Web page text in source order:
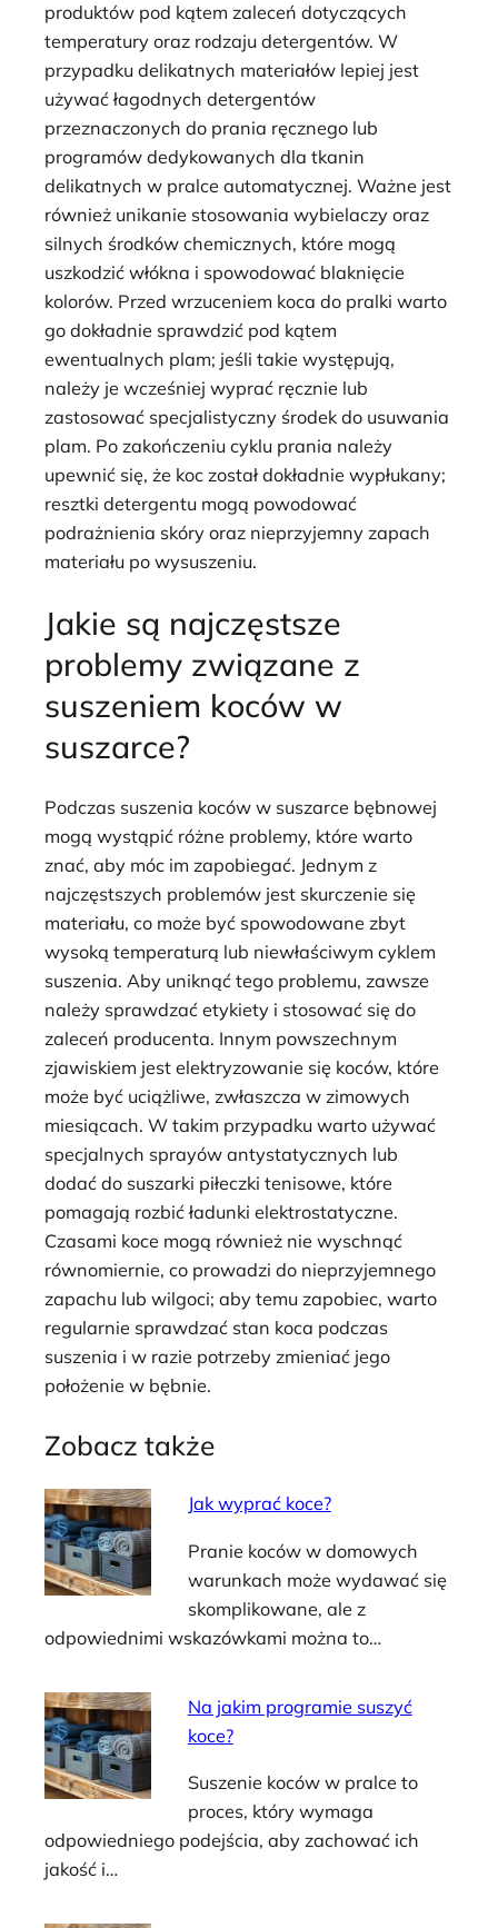
produktów pod kątem zaleceń dotyczących
temperatury oraz rodzaju detergentów. W
przypadku delikatnych materiałów lepiej jest
używać łagodnych detergentów
przeznaczonych do prania ręcznego lub
programów dedykowanych dla tkanin
delikatnych w pralce automatycznej. Ważne jest
również unikanie stosowania wybielaczy oraz
silnych środków chemicznych, które mogą
uszkodzić włókna i spowodować blaknięcie
kolorów. Przed wrzuceniem koca do pralki warto
go dokładnie sprawdzić pod kątem
ewentualnych plam; jeśli takie występują,
należy je wcześniej wyprać ręcznie lub
zastosować specjalistyczny środek do usuwania
plam. Po zakończeniu cyklu prania należy
upewnić się, że koc został dokładnie wypłukany;
resztki detergentu mogą powodować
podrażnienia skóry oraz nieprzyjemny zapach
materiału po wysuszeniu.
Jakie są najczęstsze
problemy związane z
suszeniem koców w
suszarce?
Podczas suszenia koców w suszarce bębnowej
mogą wystąpić różne problemy, które warto
znać, aby móc im zapobiegać. Jednym z
najczęstszych problemów jest skurczenie się
materiału, co może być spowodowane zbyt
wysoką temperaturą lub niewłaściwym cyklem
suszenia. Aby uniknąć tego problemu, zawsze
należy sprawdzać etykiety i stosować się do
zaleceń producenta. Innym powszechnym
zjawiskiem jest elektryzowanie się koców, które
może być uciążliwe, zwłaszcza w zimowych
miesiącach. W takim przypadku warto używać
specjalnych sprayów antystatycznych lub
dodać do suszarki piłeczki tenisowe, które
pomagają rozbić ładunki elektrostatyczne.
Czasami koce mogą również nie wyschnąć
równomiernie, co prowadzi do nieprzyjemnego
zapachu lub wilgoci; aby temu zapobiec, warto
regularnie sprawdzać stan koca podczas
suszenia i w razie potrzeby zmieniać jego
położenie w bębnie.
Zobacz także
Jak wyprać koce?
Pranie koców w domowych
warunkach może wydawać się
skomplikowane, ale z
odpowiednimi wskazówkami można to…
Na jakim programie suszyć
koce?
Suszenie koców w pralce to
proces, który wymaga
odpowiedniego podejścia, aby zachować ich
jakość i…